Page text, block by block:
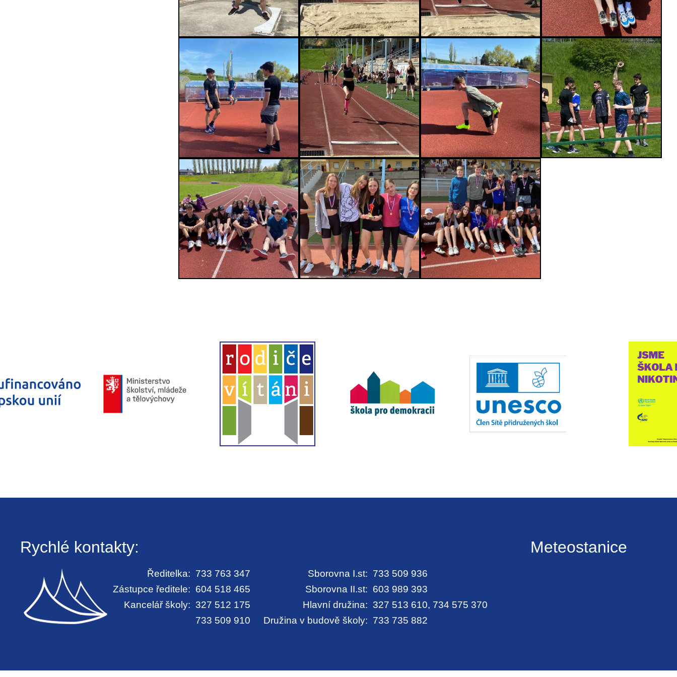
Rychlé kontakty:
Ředitelka: 733 763 347 Sborovna I.st: 733 509 936
Zástupce ředitele: 604 518 465 Sborovna II.st: 603 989 393
Kancelář školy: 327 512 175 Hlavní družina: 327 513 610, 734 575 370
733 509 910
Družina v budově školy: 733 735 882
Meteostanice